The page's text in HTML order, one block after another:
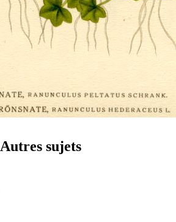
Autres sujets